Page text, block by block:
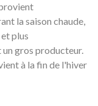
la saison chaude,
plus
gros producteur.
à la fin de l'hiver